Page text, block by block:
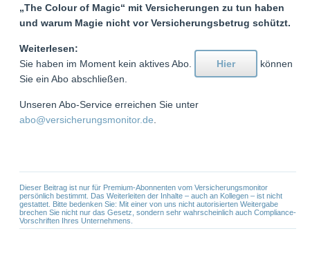
„The Colour of Magic“ mit Versicherungen zu tun haben
und warum Magie nicht vor Versicherungsbetrug schützt.
Weiterlesen:
Sie haben im Moment kein aktives Abo.
Hier
können
Sie ein Abo abschließen.
Unseren Abo-Service erreichen Sie unter
abo@versicherungsmonitor.de
Dieser Beitrag ist nur für Premium-Abonnenten vom Versicherungsmonitor
persönlich bestimmt. Das Weiterleiten der Inhalte – auch an Kollegen – ist nicht
gestattet. Bitte bedenken Sie: Mit einer von uns nicht autorisierten Weitergabe
brechen Sie nicht nur das Gesetz, sondern sehr wahrscheinlich auch Compliance-
Vorschriften Ihres Unternehmens.